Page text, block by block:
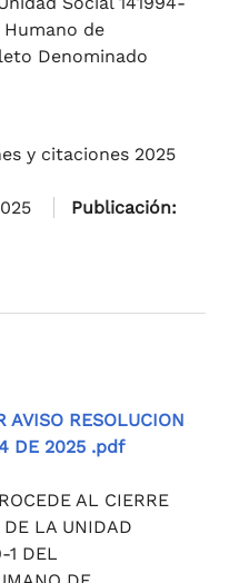
de
Denominado
y citaciones 2025
Publicación:
AVISO RESOLUCION
DE 2025 .pdf
AL CIERRE
LA UNIDAD
1 DEL